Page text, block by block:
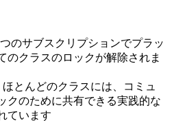
のサブスクリプションでプラッ
のクラスのロックが解除されま
ほとんどのクラスには、コミュ
クのために共有できる実践的な
ています